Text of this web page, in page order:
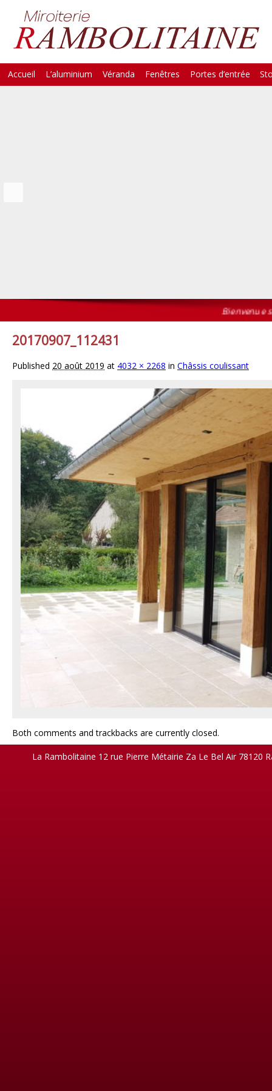
Main Menu
Skip
Accueil L’aluminium Véranda Fenêtres Portes d’entrée
Bienvenue sur
20170907_112431
Published 20 août 2019 at 4032 × 2268 in Châssis coulissant
Both comments and trackbacks are currently closed.
La Rambolitaine 12 rue Pierre Métairie Za Le Bel Air